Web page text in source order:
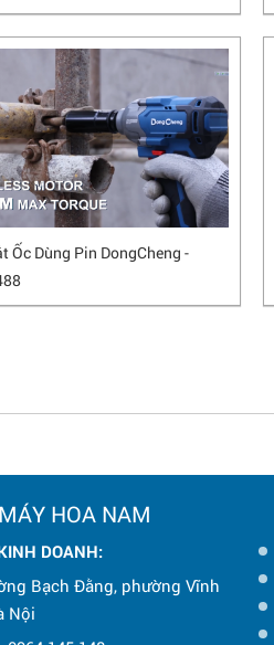
Ốc Dùng Pin DongCheng -
HOA NAM
DOANH:
Bạch Đằng, phường Vĩnh
Nội